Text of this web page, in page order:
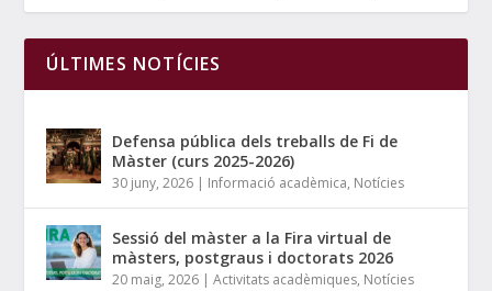
ÚLTIMES NOTÍCIES
Defensa pública dels treballs de Fi de
Màster (curs 2025-2026)
30 juny, 2026 | Informació acadèmica, Notícies
Sessió del màster a la Fira virtual de
màsters, postgraus i doctorats 2026
20 maig, 2026 |Activitats acadèmiques, Notícies